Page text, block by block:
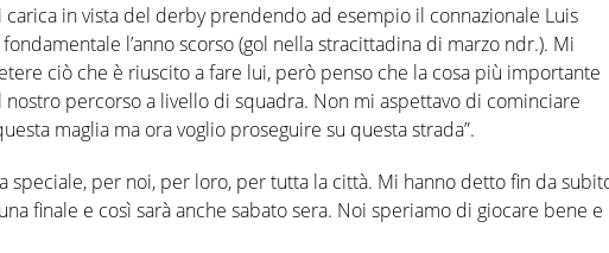
carica in vista del derby prendendo ad esempio il connazionale Luis
fondamentale l’anno scorso (gol nella stracittadina di marzo ndr.). Mi
ciò che è riuscito a fare lui, però penso che la cosa più importante
nostro percorso a livello di squadra. Non mi aspettavo di cominciare
maglia ma ora voglio proseguire su questa strada”.
speciale, per noi, per loro, per tutta la città. Mi hanno detto fin da
finale e così sarà anche sabato sera. Noi speriamo di giocare bene e